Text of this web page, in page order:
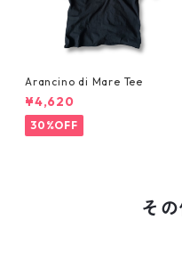
Arancino di Mare Tee
¥4,620
30%OFF
そ